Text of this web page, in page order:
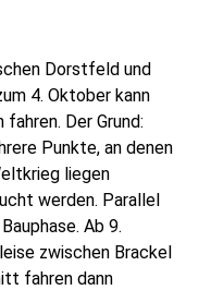
Dorstfeld und
4. Oktober kann
Der Grund:
Punkte, an denen
liegen
werden. Parallel
Ab 9.
zwischen Brackel
fahren dann